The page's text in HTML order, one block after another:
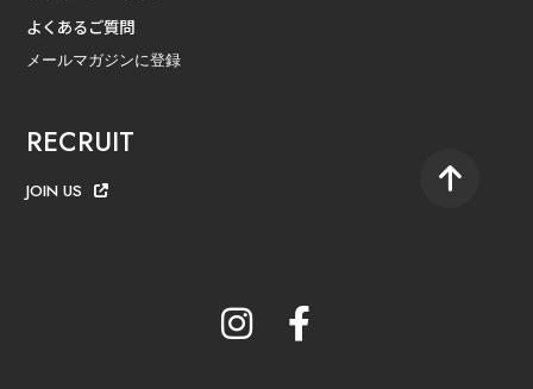
よくあるご質問
メールマガジンに登録
RECRUIT
JOIN US